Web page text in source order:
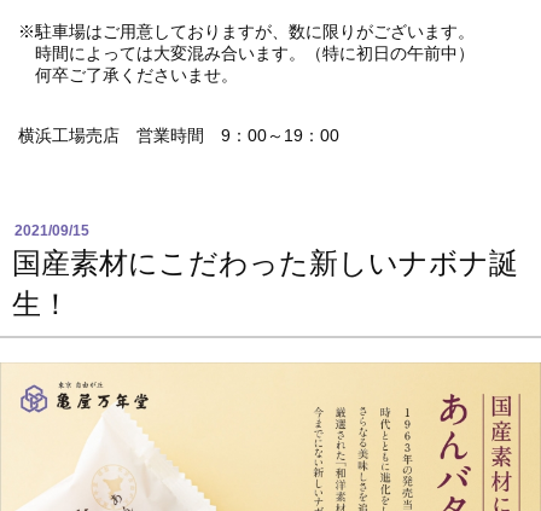
※駐車場はご用意しておりますが、数に限りがございます。
時間によっては大変混み合います。（特に初日の午前中）
何卒ご了承くださいませ。
横浜工場売店 営業時間 9：00～19：00
2021/09/15
国産素材にこだわった新しいナボナ誕
生！